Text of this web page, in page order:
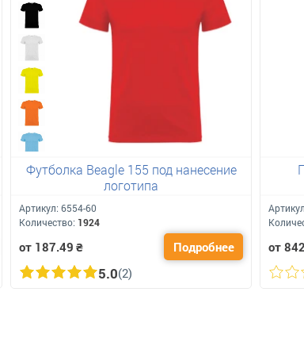
Футболка Beagle 155 под нанесение
логотипа
Артикул: 6554-60
Количество: 1924
от 187.49 ₴ Подробнее
5.0(2)
от